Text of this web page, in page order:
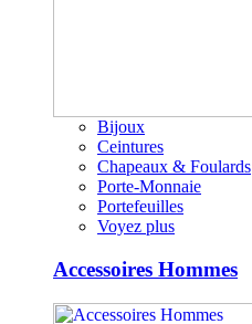
Bijoux
Ceintures
Chapeaux & Foulards
Porte-Monnaie
Portefeuilles
Voyez plus
Accessoires Hommes